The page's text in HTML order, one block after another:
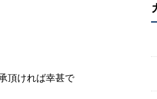
頂ければ幸甚で